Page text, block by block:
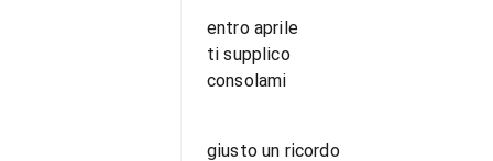
entro aprile
ti supplico
consolami
giusto un ricordo